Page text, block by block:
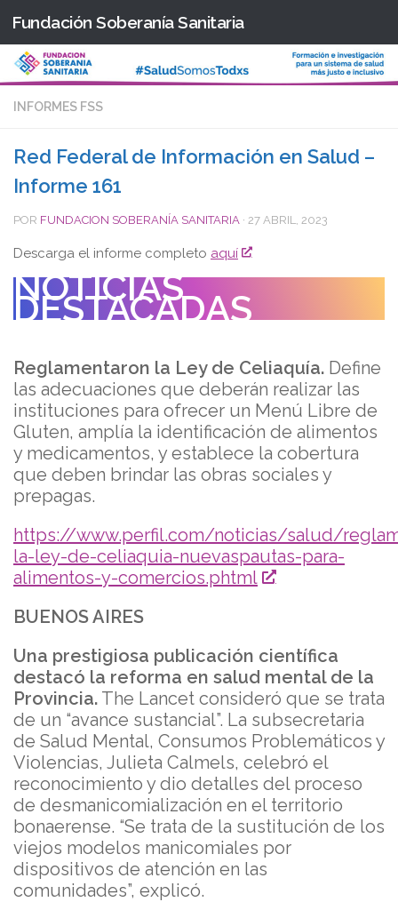
Saltar al contenido
Fundación Soberanía Sanitaria
INFORMES FSS
Red Federal de Información en Salud –
Informe 161
POR FUNDACION SOBERANÍA SANITARIA · 27 ABRIL, 2023
Descarga el informe completo aquí
NOTICIAS
DESTACADAS
Reglamentaron la Ley de Celiaquía. Define
las adecuaciones que deberán realizar las
instituciones para ofrecer un Menú Libre de
Gluten, amplía la identificación de alimentos
y medicamentos, y establece la cobertura
que deben brindar las obras sociales y
prepagas.
https://www.perfil.com/noticias/salud/
la-ley-de-celiaquia-nuevaspautas-para-
alimentos-y-comercios.phtml
BUENOS AIRES
Una prestigiosa publicación científica
destacó la reforma en salud mental de la
Provincia. The Lancet consideró que se trata
de un “avance sustancial”. La subsecretaria
de Salud Mental, Consumos Problemáticos y
Violencias, Julieta Calmels, celebró el
reconocimiento y dio detalles del proceso
de desmanicomialización en el territorio
bonaerense. “Se trata de la sustitución de los
viejos modelos manicomiales por
dispositivos de atención en las
comunidades”, explicó.